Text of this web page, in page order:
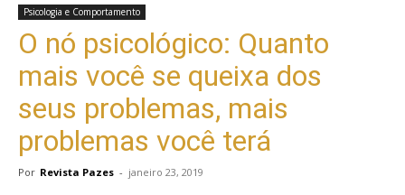
Psicologia e Comportamento
O nó psicológico: Quanto
mais você se queixa dos
seus problemas, mais
problemas você terá
Por Revista Pazes - janeiro 23, 2019